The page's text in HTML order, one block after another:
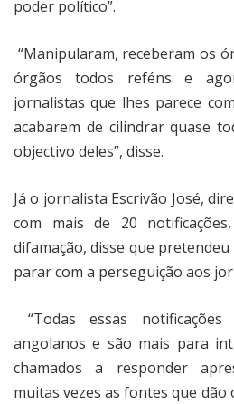
poder político”.
“Manipularam, receberam os
órgãos todos reféns e
jornalistas que lhes parece
acabarem de cilindrar quase
objectivo deles”, disse.
Já o jornalista Escrivão José,
com mais de 20
difamação, disse que
parar com a perseguição aos
“Todas essas
angolanos e são mais para
chamados a responder
muitas vezes as fontes que dão